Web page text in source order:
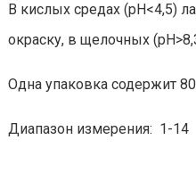
В кислых средах (pH<4,5)
окраску, в щелочных
Одна упаковка содержит
Диапазон измерения: 1-14